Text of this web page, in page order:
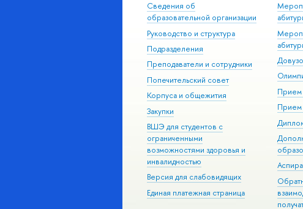
Сведения об
образовательной организации
Руководство и структура
Подразделения
Преподаватели и сотрудники
Попечительский совет
Корпуса и общежития
Закупки
ВШЭ для студентов с
ограниченными
возможностями здоровья и
инвалидностью
Версия для слабовидящих
Единая платежная страница
Прием
Прием